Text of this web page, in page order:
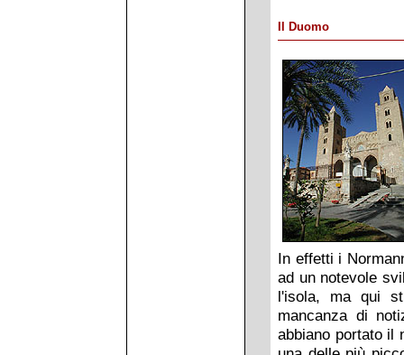
Il Duomo
In effetti i
ad un notevole
l'isola, ma qui
mancanza di
abbiano portato il